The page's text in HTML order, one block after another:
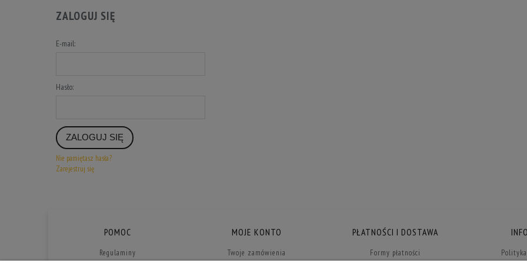
ZALOGUJ SIĘ
E-mail:
Hasło:
ZALOGUJ SIĘ
Nie pamiętasz hasła?
Zarejestruj się
POMOC
Regulaminy
MOJE KONTO
Twoje zamówienia
PŁATNOŚCI I DOSTAWA
Formy płatności